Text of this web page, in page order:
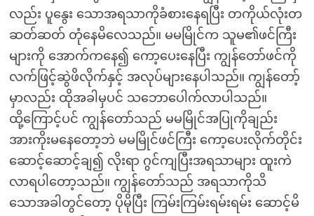
လည်း ပူနွေး သောအရသာကိုခံစားနေရပြီး တကိုယ်လုံးတ
ဆတ်ဆတ် တုံနေမိလေသည်။ မမမြိုင်က သူမ၏ဖင်ကြီး
များကို အောက်ကနေ၍ ကော့ပေးနေပြီး ကျွန်တော်ဖင်ကို
လက်ဖြင့်ဆွဲဖိလိုက်နှင့် အလုပ်များနေပါသည်။ ကျွန်တော့်
မှာလည်း ထိုအခါမှပင် သဘောပေါက်လာပါသည်။
ထို့ကြောင့်ပင် ကျွန်တော်သည် မမမြိုင်အပြုကိုချည်း
အားကိုးမနေတော့ဘဲ မမမြိုင်ဖင်ကြီး ကော့ပေးလိုက်တိုင်း
ဆောင့်ဆောင့်ချ၍ လိုးရာ ဂွင်ကျပြီးအရသာများ ထူးကဲ
လာရပါတော့သည်။ ကျွန်တော်သည် အရသာကိုသိ
သောအခါတွင်တော့ ပိုမိုပြီး ကြမ်းကြမ်းရမ်းရမ်း ဆောင့်မိ